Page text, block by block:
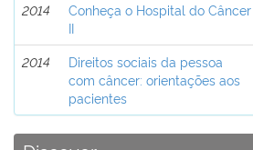
2014
Conheça o Hospital do Câncer
II
2014
Direitos sociais da pessoa
com câncer: orientações aos
pacientes